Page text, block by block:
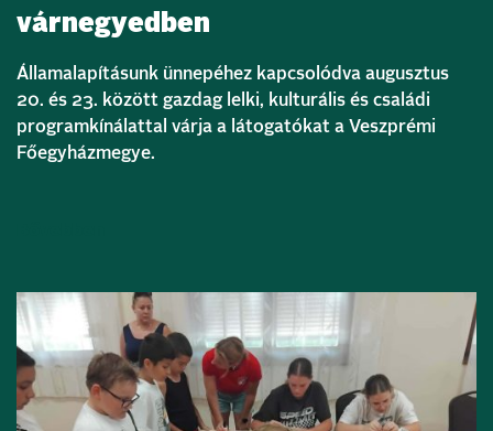
várnegyedben
Államalapításunk ünnepéhez kapcsolódva augusztus
20. és 23. között gazdag lelki, kulturális és családi
programkínálattal várja a látogatókat a Veszprémi
Főegyházmegye.